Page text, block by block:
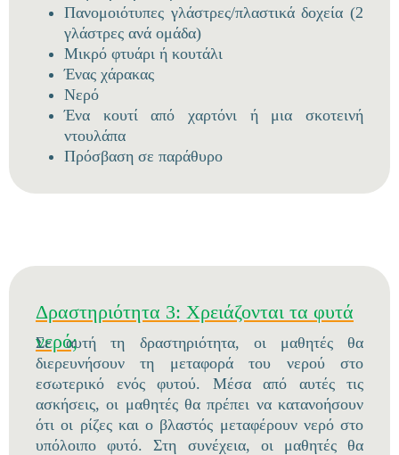
Πανομοιότυπες γλάστρες/πλαστικά δοχεία (2
γλάστρες ανά ομάδα)
Μικρό φτυάρι ή κουτάλι
Ένας χάρακας
Νερό
Ένα κουτί από χαρτόνι ή μια σκοτεινή
ντουλάπα
Πρόσβαση σε παράθυρο
Δραστηριότητα 3: Χρειάζονται τα φυτά
νερό;
Σε αυτή τη δραστηριότητα, οι μαθητές θα
διερευνήσουν τη μεταφορά του νερού στο
εσωτερικό ενός φυτού. Μέσα από αυτές τις
ασκήσεις, οι μαθητές θα πρέπει να κατανοήσουν
ότι οι ρίζες και ο βλαστός μεταφέρουν νερό στο
υπόλοιπο φυτό. Στη συνέχεια, οι μαθητές θα